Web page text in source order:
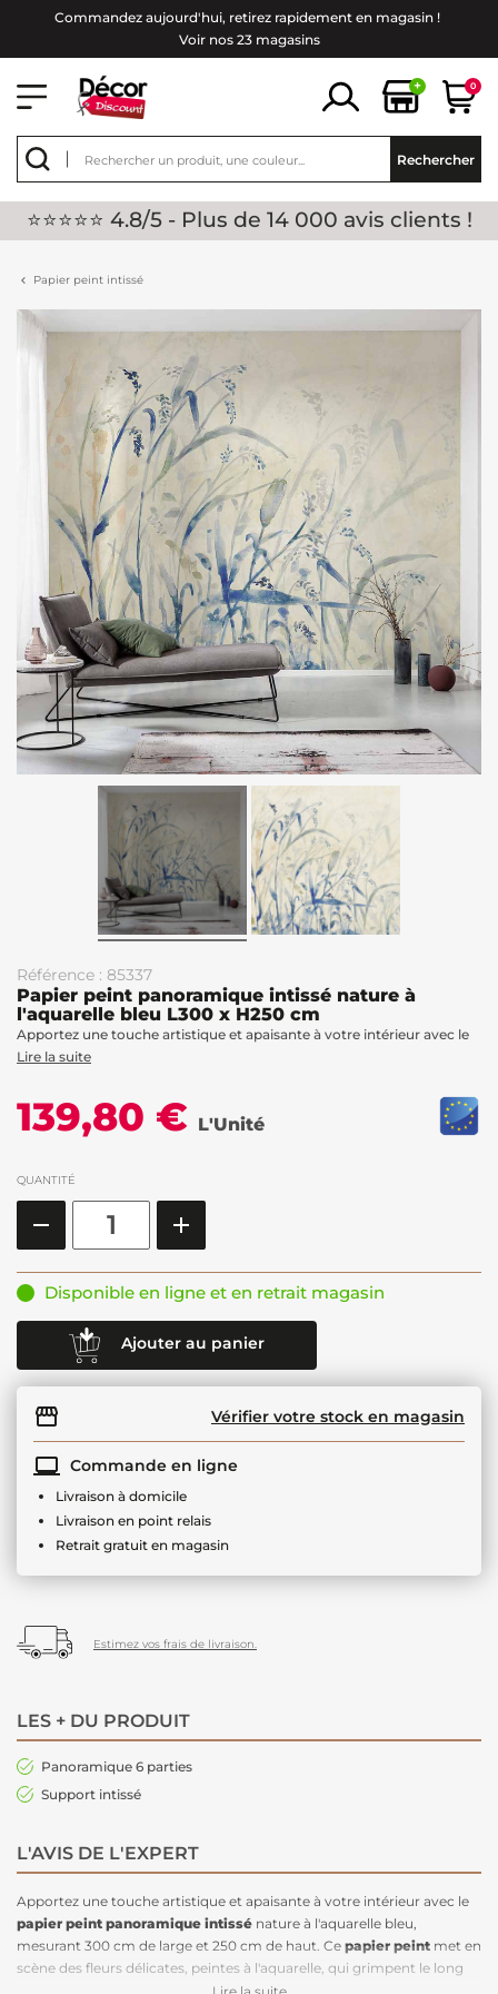
Commandez aujourd'hui, retirez rapidement en magasin !
Voir nos 23 magasins
+ 0
Rechercher
⭐⭐⭐⭐⭐ 4.8/5 - Plus de 14 000 avis clients !
Papier peint intissé
Référence : 85337
Papier peint panoramique intissé nature à
l'aquarelle bleu L300 x H250 cm
Apportez une touche artistique et apaisante à votre intérieur avec le
Lire la suite
139,80 € L'Unité
QUANTITÉ
Disponible en ligne et en retrait magasin
Ajouter au panier
Vérifier votre stock en magasin
Commande en ligne
Livraison à domicile
Livraison en point relais
Retrait gratuit en magasin
Estimez vos frais de livraison.
LES + DU PRODUIT
Panoramique 6 parties
Support intissé
L'AVIS DE L'EXPERT
Apportez une touche artistique et apaisante à votre intérieur avec le
papier peint panoramique intissé nature à l'aquarelle bleu,
mesurant 300 cm de large et 250 cm de haut. Ce papier peint met en
scène des fleurs délicates, peintes à l'aquarelle, qui grimpent le long
du mur. Les détails riches se fondent subtilement en arrière-plan,